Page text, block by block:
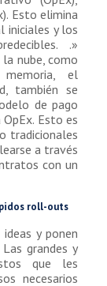
Esto elimina
iniciales y los
.»
nube, como
el
también se
de pago
Esto es
tradicionales
a través
con un
roll-outs
y ponen
grandes y
que les
necesarios